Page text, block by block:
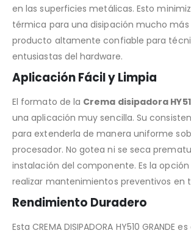
en las superficies metálicas. Esto
térmica para una disipación mucho más
producto altamente confiable para
entusiastas del hardware.
Aplicación Fácil y Limpia
El formato de la Crema disipadora
una aplicación muy sencilla. Su
para extenderla de manera uniforme
procesador. No gotea ni se seca
instalación del componente. Es la
realizar mantenimientos preventivos en
Rendimiento Duradero
Esta CREMA DISIPADORA HY510 GRANDE